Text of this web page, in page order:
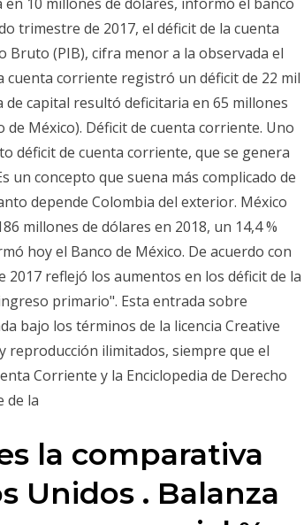
trimestre de 2017, el déficit de la cuenta
(PIB), cifra menor a la observada el
cuenta corriente registró un déficit de 22 mil
capital resultó deficitaria en 65 millones
México). Déficit de cuenta corriente. Uno
déficit de cuenta corriente, que se genera
un concepto que suena más complicado de
depende Colombia del exterior. México
millones de dólares en 2018, un 14,4 %
hoy el Banco de México. De acuerdo con
reflejó los aumentos en los déficit de la
primario". Esta entrada sobre
bajo los términos de la licencia Creative
reproducción ilimitados, siempre que el
Corriente y la Enciclopedia de Derecho
de la
la comparativa
Unidos . Balanza